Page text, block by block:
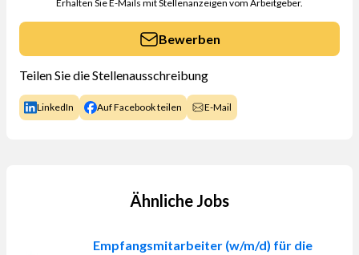
Erhalten Sie E-Mails mit Stellenanzeigen vom Arbeitgeber.
Bewerben
Teilen Sie die Stellenausschreibung
LinkedIn Auf Facebook teilen E-Mail
Ähnliche Jobs
Empfangsmitarbeiter (w/m/d) für die